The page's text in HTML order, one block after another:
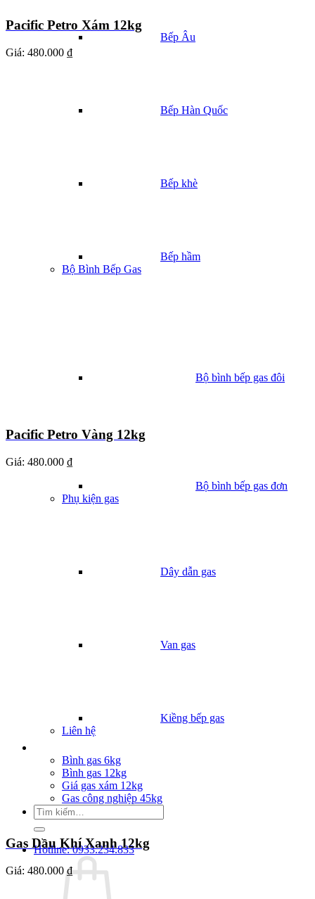
Bếp Âu
Bếp Hàn Quốc
Bếp khè
Bếp hầm
Bộ Bình Bếp Gas
Bộ bình bếp gas đôi
Bộ bình bếp gas đơn
Phụ kiện gas
Dây dẫn gas
Van gas
Kiềng bếp gas
Liên hệ
Bình gas 6kg
Bình gas 12kg
Giá gas xám 12kg
Gas công nghiệp 45kg
Tìm
kiếm:
Hotline: 0933.234.833
Pacific Petro Xám 12kg
Giá: 480.000 ₫
Pacific Petro Vàng 12kg
Giá: 480.000 ₫
Gas Dầu Khí Xanh 12kg
Giá: 480.000 ₫